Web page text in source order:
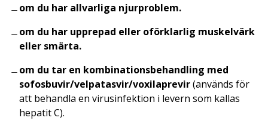
om du har allvarliga njurproblem.
om du har upprepad eller oförklarlig muskelvärk
eller smärta.
om du tar en kombinationsbehandling med
sofosbuvir/velpatasvir/voxilaprevir(används för
att behandla en virusinfektion i levern som kallas
hepatit C).